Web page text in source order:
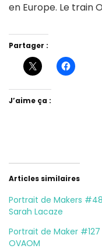
en Europe. Le train
Partager :
J’aime ça :
Articles similaires
Portrait de Makers
Sarah Lacaze
Portrait de Maker #127
OVAOM